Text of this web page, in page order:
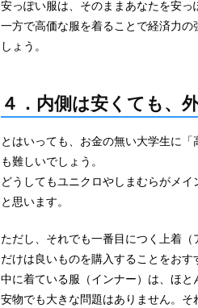
安っぽい服は、そのままあなたを安っ
一方で高価な服を着ることで経済力
しょう。
４．内側は安くても、
とはいっても、お金の無い大学生に
も難しいでしょう。
どうしてもユニクロやしまむらがメ
と思います。
ただし、それでも一番目につく上着（
だけは良いものを購入することをおす
中に着ている服（インナー）は、ほ
安物でも大きな問題はありません。